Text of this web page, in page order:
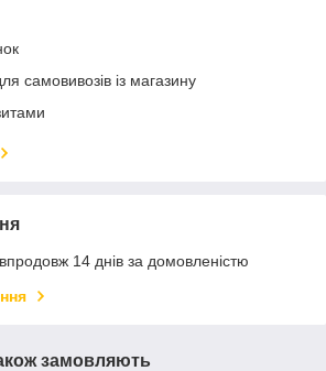
самовивозів із магазину
14 днів за домовленістю
замовляють